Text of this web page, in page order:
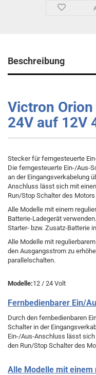
Beschreibung
Victron Orion
24V auf 12V
Stecker für ferngesteuerte
Die ferngesteuerte Ein-/Aus-
an der Eingangsverkabelung
Anschluss lässt sich mit
Run/Stop Schalter des
Alle Modelle mit einem
Batterie-Ladegerät
Starter- bzw. Zusatz-Batterie
Alle Modelle mit
den Ausgangsstrom zu
parallelschalten.
Modelle:12 / 24 Volt
Fernbedienbarer Ein/
Durch den fernbedienbaren
Schalter in der
Ein-/Aus-Anschluss lässt
den Run/Stop Schalter des
Alle Modelle mit einem